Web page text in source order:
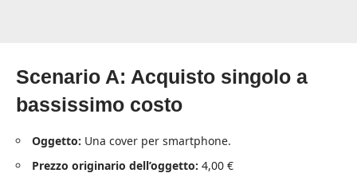
Scenario A: Acquisto singolo a
bassissimo costo
Oggetto: Una cover per smartphone.
Prezzo originario dell’oggetto: 4,00 €